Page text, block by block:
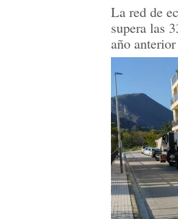
La red de
supera las
año anterior